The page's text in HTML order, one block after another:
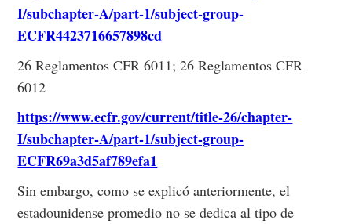
I/subchapter-A/part-1/subject-group-
ECFR4423716657898cd
26 Reglamentos CFR 6011; 26 Reglamentos CFR
6012
https://www.ecfr.gov/current/title-26/chapter-
I/subchapter-A/part-1/subject-group-
ECFR69a3d5af789efa1
Sin embargo, como se explicó anteriormente, el
estadounidense promedio no se dedica al tipo de